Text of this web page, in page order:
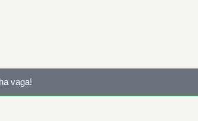
vaga!